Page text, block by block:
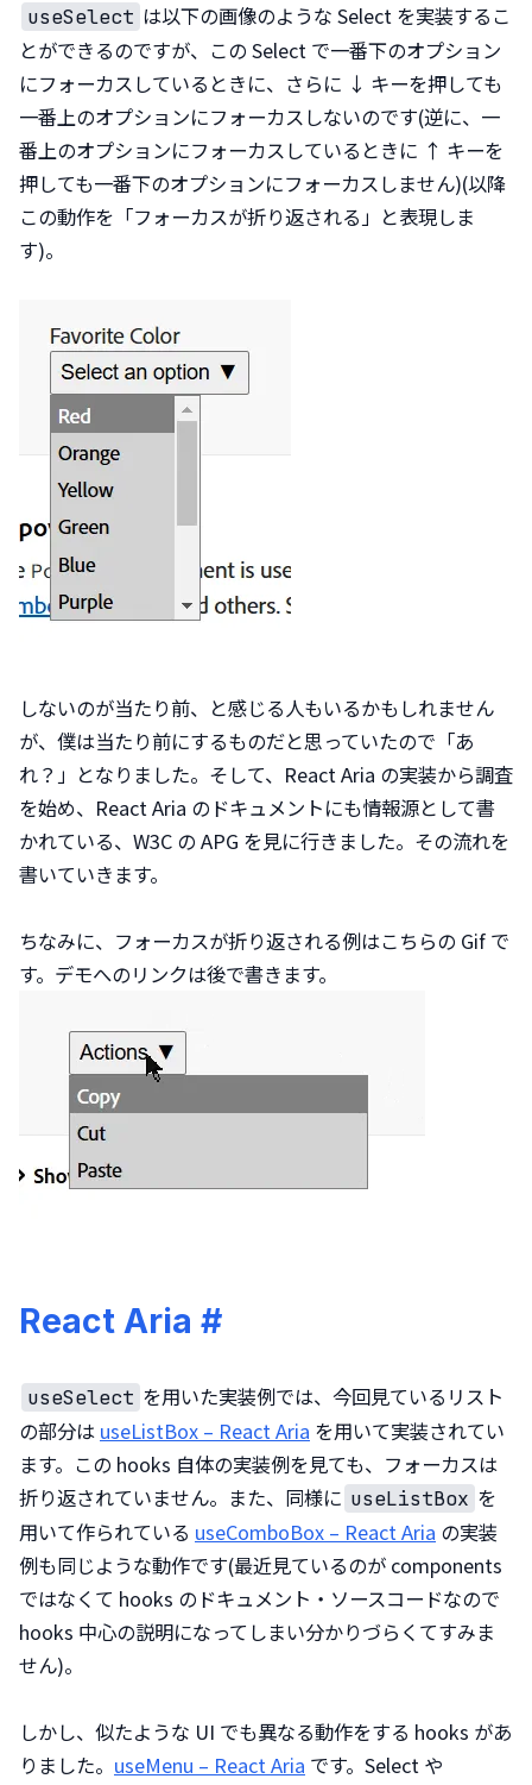
useSelect は以下の画像のような Select を実装するこ
とができるのですが、この Select で一番下のオプション
にフォーカスしているときに、さらに ↓ キーを押しても
一番上のオプションにフォーカスしないのです(逆に、一
番上のオプションにフォーカスしているときに ↑ キーを
押しても一番下のオプションにフォーカスしません)(以降
この動作を「フォーカスが折り返される」と表現しま
す)。
しないのが当たり前、と感じる人もいるかもしれません
が、僕は当たり前にするものだと思っていたので「あ
れ？」となりました。そして、React Aria の実装から調査
を始め、React Aria のドキュメントにも情報源として書
かれている、W3C の APG を見に行きました。その流れを
書いていきます。
ちなみに、フォーカスが折り返される例はこちらの Gif で
React Aria #
useSelect を用いた実装例では、今回見ているリスト
の部分は useListBox – React Aria を用いて実装されてい
ます。この hooks 自体の実装例を見ても、フォーカスは
折り返されていません。また、同様に useListBox を
用いて作られている useComboBox – React Aria の実装
例も同じような動作です(最近見ているのが components
ではなくて hooks のドキュメント・ソースコードなので
hooks 中心の説明になってしまい分かりづらくてすみま
せん)。
しかし、似たような UI でも異なる動作をする hooks があ
りました。 useMenu – React Aria です。Select や